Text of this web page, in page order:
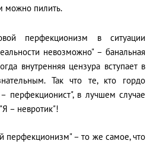
можно пилить.
перфекционизм в ситуации
невозможно" – банальная
внутренняя цензура вступает в
Так что те, кто гордо
перфекционист", в лучшем случае
– невротик"!
перфекционизм" – то же самое, что